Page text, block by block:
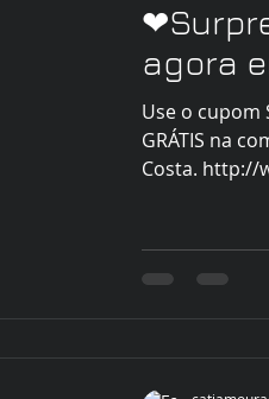
agora
Use o cupom
GRÁTIS na
Costa. http://